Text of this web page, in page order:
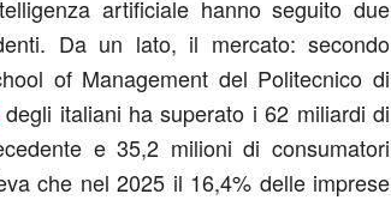
artificiale hanno seguito due
Da un lato, il mercato: secondo
of Management del Politecnico di
italiani ha superato i 62 miliardi di
e 35,2 milioni di consumatori
che nel 2025 il 16,4% delle imprese